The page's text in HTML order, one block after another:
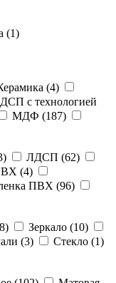
(1)
(4)
с технологией
МДФ (187)
) ЛДСП (62)
(4)
ПВХ (96)
8) Зеркало (10)
(3) Стекло (1)